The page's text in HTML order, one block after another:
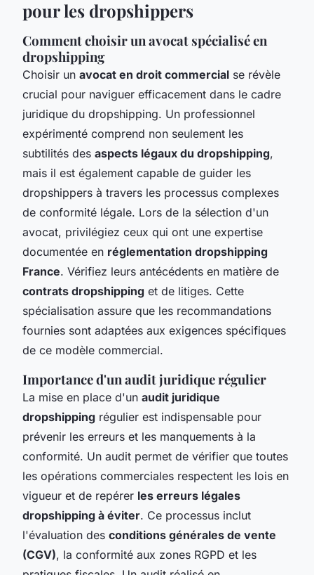
pour les dropshippers
Comment choisir un avocat spécialisé en
dropshipping
Choisir un avocat en droit commercial se révèle
crucial pour naviguer efficacement dans le cadre
juridique du dropshipping. Un professionnel
expérimenté comprend non seulement les
subtilités des aspects légaux du dropshipping,
mais il est également capable de guider les
dropshippers à travers les processus complexes
de conformité légale. Lors de la sélection d'un
avocat, privilégiez ceux qui ont une expertise
documentée en réglementation dropshipping
France. Vérifiez leurs antécédents en matière de
contrats dropshipping et de litiges. Cette
spécialisation assure que les recommandations
fournies sont adaptées aux exigences spécifiques
de ce modèle commercial.
Importance d'un audit juridique régulier
La mise en place d'un audit juridique
dropshipping régulier est indispensable pour
prévenir les erreurs et les manquements à la
conformité. Un audit permet de vérifier que toutes
les opérations commerciales respectent les lois en
vigueur et de repérer les erreurs légales
dropshipping à éviter. Ce processus inclut
l'évaluation des conditions générales de vente
(CGV), la conformité aux zones RGPD et les